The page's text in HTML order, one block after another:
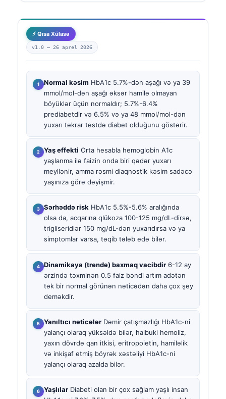
⚡ Qısa Xülasə
v1.0 — 26 aprel 2026
Normal kəsim HbA1c 5.7%-dən aşağı və ya 39
mmol/mol-dən aşağı əksər hamilə olmayan
böyüklər üçün normaldır; 5.7%-6.4%
prediabetdir və 6.5% və ya 48 mmol/mol-dən
yuxarı təkrar testdə diabet olduğunu göstərir.
Yaş effekti Orta hesabla hemoglobin A1c
yaşlanma ilə faizin onda biri qədər yuxarı
meyllənir, amma rəsmi diaqnostik kəsim sadəcə
yaşınıza görə dəyişmir.
Sərhəddə risk HbA1c 5.5%-5.6% aralığında
olsa da, acqarına qlükoza 100-125 mg/dL-dirsə,
trigliseridlər 150 mg/dL-dən yuxarıdırsa və ya
simptomlar varsa, təqib tələb edə bilər.
Dinamikaya (trendə) baxmaq vacibdir 6-12 ay
ərzində təxminən 0.5 faiz bəndi artım adətən
tək bir normal görünən nəticədən daha çox şey
deməkdir.
Yanıltıcı nəticələr Dəmir çatışmazlığı HbA1c-ni
yalançı olaraq yüksəldə bilər, halbuki hemoliz,
yaxın dövrdə qan itkisi, eritropoietin, hamiləlik
və inkişaf etmiş böyrək xəstəliyi HbA1c-ni
yalançı olaraq azalda bilər.
Yaşlılar Diabeti olan bir çox sağlam yaşlı insan